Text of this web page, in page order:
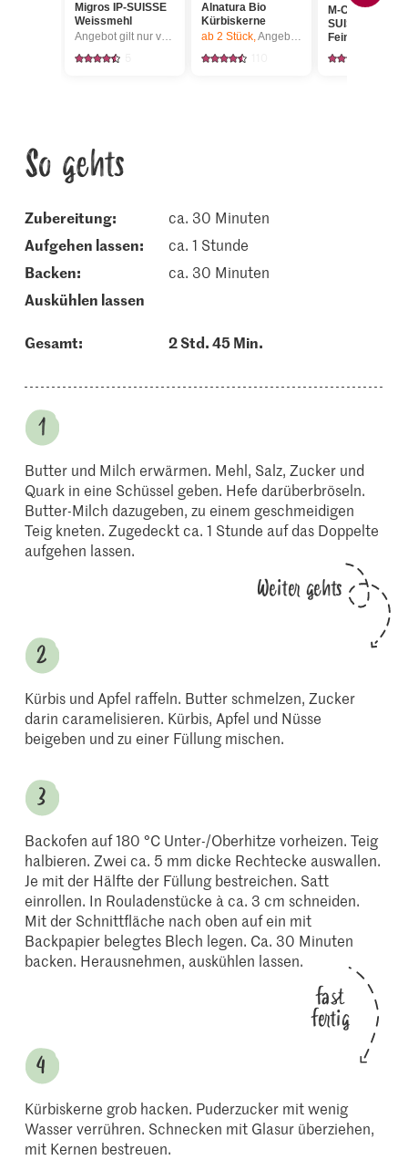
Migros IP-SUISSE
Weissmehl
Angebot gilt nur vom 6.8. bis 12.8.2026, solange Vorrat.
Alnatura Bio
Kürbiskerne
ab 2 Stück,Angebot gilt nur vom 6.8. bis 12.8.2026, solange Vorrat.
M-Classic IP-
SUISSE Cristal
Feinkristall-
So gehts
Zubereitung:
ca. 30 Minuten
aufgehen lassen:
ca. 1 Stunde
backen:
ca. 30 Minuten
auskühlen lassen
Gesamt: 2 Std. 45 Min.
Butter und Milch erwärmen. Mehl, Salz, Zucker und
Quark in eine Schüssel geben. Hefe darüberbröseln.
Butter-Milch dazugeben, zu einem geschmeidigen
Teig kneten. Zugedeckt ca. 1 Stunde auf das Doppelte
aufgehen lassen.
Weiter gehts
Kürbis und Apfel raffeln. Butter schmelzen, Zucker
darin caramelisieren. Kürbis, Apfel und Nüsse
beigeben und zu einer Füllung mischen.
Backofen auf 180 °C Unter-/Oberhitze vorheizen. Teig
halbieren. Zwei ca. 5 mm dicke Rechtecke auswallen.
Je mit der Hälfte der Füllung bestreichen. Satt
einrollen. In Rouladenstücke à ca. 3 cm schneiden.
Mit der Schnittfläche nach oben auf ein mit
Backpapier belegtes Blech legen. Ca. 30 Minuten
backen. Herausnehmen, auskühlen lassen.
fast
fertig
Kürbiskerne grob hacken. Puderzucker mit wenig
Wasser verrühren. Schnecken mit Glasur überziehen,
mit Kernen bestreuen.